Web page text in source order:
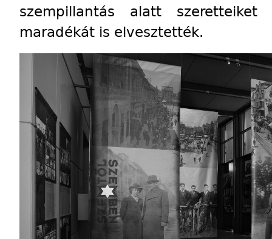
szempillantás alatt
maradékát is elvesztették.